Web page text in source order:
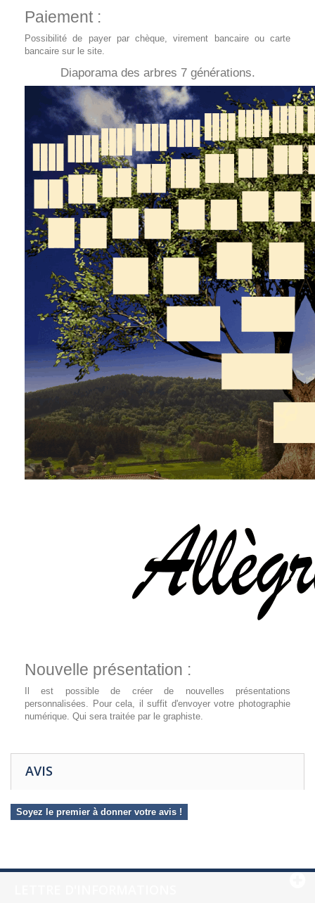
Paiement :
Possibilité de payer par chèque, virement bancaire ou carte
bancaire sur le site.
Diaporama des arbres 7 générations.
Nouvelle présentation :
Il est possible de créer de nouvelles présentations
personnalisées. Pour cela, il suffit d'envoyer votre photographie
numérique. Qui sera traitée par le graphiste.
AVIS
Soyez le premier à donner votre avis !